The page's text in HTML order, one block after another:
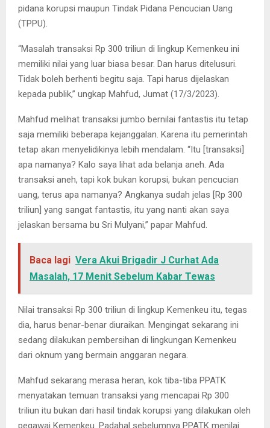
pidana korupsi maupun Tindak Pidana Pencucian Uang
(TPPU).
“Masalah transaksi Rp 300 triliun di lingkup Kemenkeu ini
memiliki nilai yang luar biasa besar. Dan harus ditelusuri.
Tidak boleh berhenti begitu saja. Tapi harus dijelaskan
kepada publik,” ungkap Mahfud, Jumat (17/3/2023).
Mahfud melihat transaksi jumbo bernilai fantastis itu tetap
saja memiliki beberapa kejanggalan. Karena itu pemerintah
tetap akan menyelidikinya lebih mendalam. “Itu [transaksi]
apa namanya? Kalo saya lihat ada belanja aneh. Ada
transaksi aneh, tapi kok bukan korupsi, bukan pencucian
uang, terus apa namanya? Angkanya sudah jelas [Rp 300
triliun] yang sangat fantastis, itu yang nanti akan saya
jelaskan bersama bu Sri Mulyani,” papar Mahfud.
Baca lagi Vera Akui Brigadir J Curhat Ada
Masalah, 17 Menit Sebelum Kabar Tewas
Nilai transaksi Rp 300 triliun di lingkup Kemenkeu itu, tegas
dia, harus benar-benar diuraikan. Mengingat sekarang ini
sedang dilakukan pembersihan di lingkungan Kemenkeu
dari oknum yang bermain anggaran negara.
Mahfud sekarang merasa heran, kok tiba-tiba PPATK
menyatakan temuan transaksi yang mencapai Rp 300
triliun itu bukan dari hasil tindak korupsi yang dilakukan oleh
pegawai Kemenkeu. Padahal sebelumnya PPATK menilai